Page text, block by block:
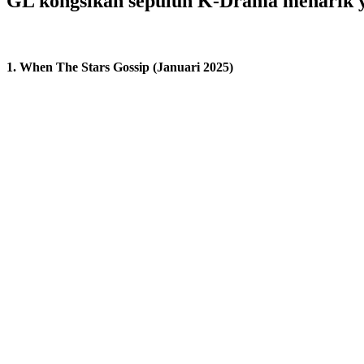
1. When The Stars Gossip (Januari 2025)